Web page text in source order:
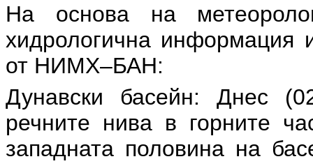
На основа на
хидрологична информация
от НИМХ–БАН:
Дунавски басейн: Днес
речните нива в горните
западната половина на